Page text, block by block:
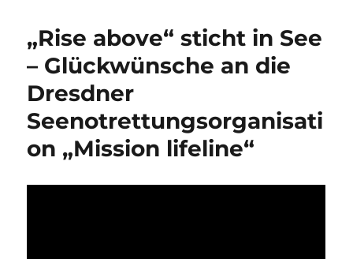
„Rise above“ sticht in See
– Glückwünsche an die
Dresdner
Seenotrettungsorganisati
on „Mission lifeline“